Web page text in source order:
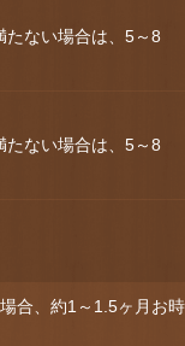
ない場合は、5～8
ない場合は、5～8
合、約1～1.5ヶ月お時